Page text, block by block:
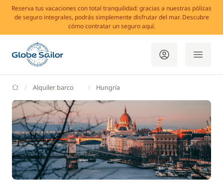
Reserva tus vacaciones con total tranquilidad: gracias a nuestras pólizas
de seguro integrales, podrás simplemente disfrutar del mar. Descubre
cómo contratar un seguro aquí.
GlobeSailor
Alquiler barco Hungría